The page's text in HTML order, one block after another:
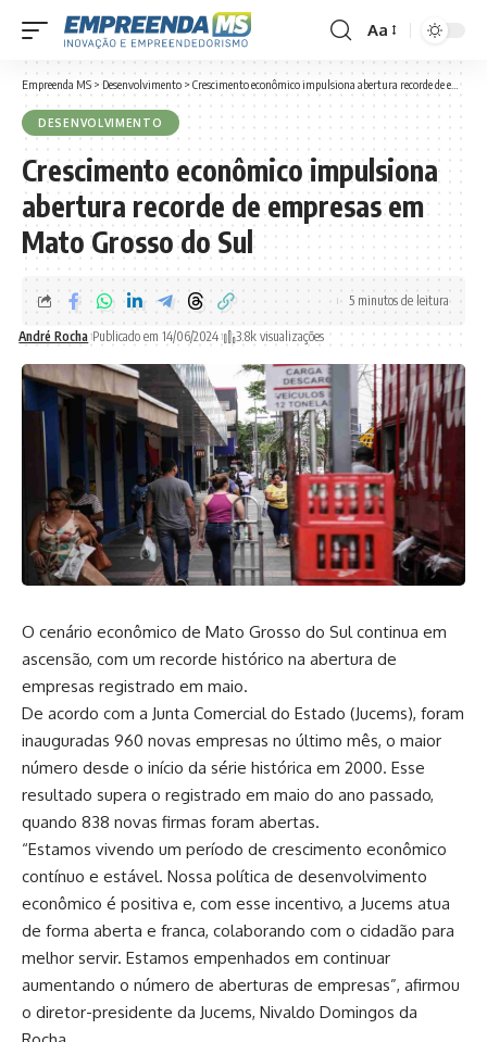
Font
Resizer
Aa
Empreenda MS>Desenvolvimento >Crescimento econômico impulsiona abertura recorde de empresas em Mato Grosso do Sul
DESENVOLVIMENTO
Crescimento econômico impulsiona
abertura recorde de empresas em
Mato Grosso do Sul
André Rocha Publicado em 14/06/2024 3.8k visualizações
5 minutos de leitura
O cenário econômico de Mato Grosso do Sul continua em
ascensão, com um recorde histórico na abertura de
empresas registrado em maio.
De acordo com a Junta Comercial do Estado (Jucems), foram
inauguradas 960 novas empresas no último mês, o maior
número desde o início da série histórica em 2000. Esse
resultado supera o registrado em maio do ano passado,
quando 838 novas firmas foram abertas.
“Estamos vivendo um período de crescimento econômico
contínuo e estável. Nossa política de desenvolvimento
econômico é positiva e, com esse incentivo, a Jucems atua
de forma aberta e franca, colaborando com o cidadão para
melhor servir. Estamos empenhados em continuar
aumentando o número de aberturas de empresas”, afirmou
o diretor-presidente da Jucems, Nivaldo Domingos da